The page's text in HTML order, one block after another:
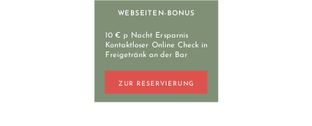
KONTAKT
+43 7242 629 41
RESERVIERUNG@HOTEL-PLOBERGER.AT
WEBSEITEN-BONUS
10 € p Nacht Ersparnis
Kontaktloser Online Check in
Freigetränk an der Bar
ZUR RESERVIERUNG